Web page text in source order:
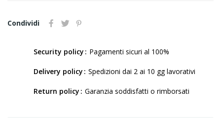
Condividi
Security policy Pagamenti sicuri al 100%
Delivery policy Spedizioni dai 2 ai 10 gg lavorativi
Return policy Garanzia soddisfatti o rimborsati